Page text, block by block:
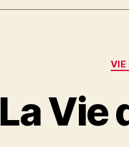
VIE
La Vie